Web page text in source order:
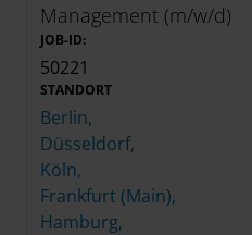
Management (m/w/d)
JOB-ID:
50221
STANDORT
Berlin,
Düsseldorf,
Köln,
Frankfurt (Main),
Hamburg,